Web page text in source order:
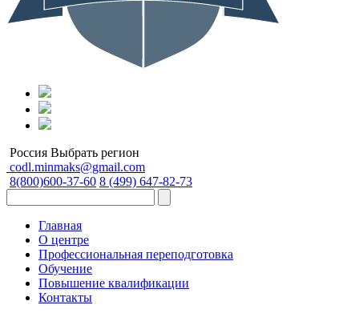
Россия Выбрать регион
codl.minmaks@gmail.com
8(800)600-37-60 8 (499) 647-82-73
Главная
О центре
Профессиональная переподготовка
Обучение
Повышение квалификации
Контакты